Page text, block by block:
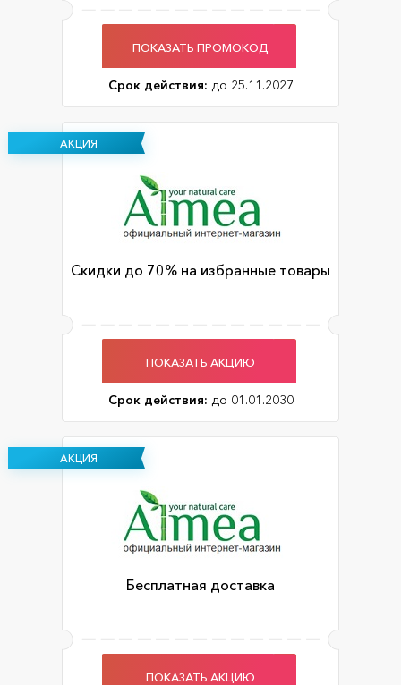
ПОКАЗАТЬ ПРОМОКОД
Срок действия: до 25.11.2027
АКЦИЯ
Скидки до 70% на избранные товары
ПОКАЗАТЬ АКЦИЮ
Срок действия: до 01.01.2030
АКЦИЯ
Бесплатная доставка
ПОКАЗАТЬ АКЦИЮ